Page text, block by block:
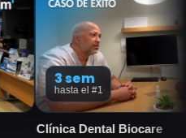
3 sem
hasta el #1
Dental Biocare